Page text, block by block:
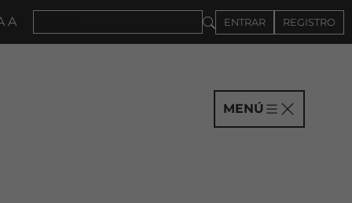
2027 · CONVOCATORIA A COMPAÑÍAS HASTA EL
ENTRAR REGISTRO
MENÚ